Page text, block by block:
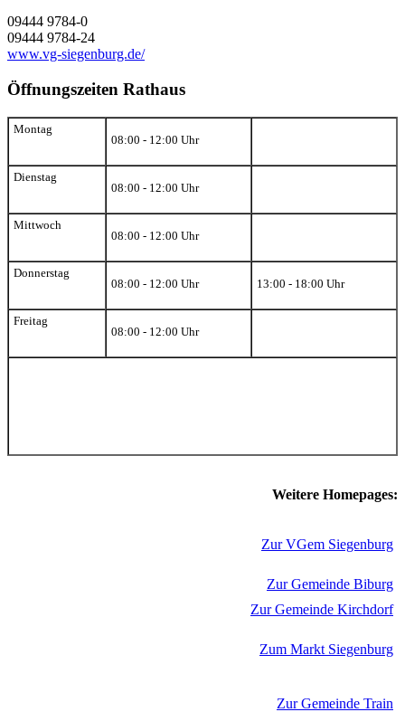
09444 9784-0
09444 9784-24
www.vg-siegenburg.de/
Öffnungszeiten Rathaus
Montag
08:00 - 12:00 Uhr
Dienstag
08:00 - 12:00 Uhr
Mittwoch
08:00 - 12:00 Uhr
Donnerstag
08:00 - 12:00 Uhr
13:00 - 18:00 Uhr
Freitag
08:00 - 12:00 Uhr
Weitere Homepages:
Zur VGem Siegenburg
Zur Gemeinde Biburg
Zur Gemeinde Kirchdorf
Zum Markt Siegenburg
Zur Gemeinde Train